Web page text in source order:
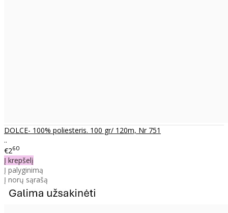
DOLCE- 100% poliesteris. 100 gr/ 120m, Nr 751
..
€260
Į krepšelį
Į palyginimą
Į norų sąrašą